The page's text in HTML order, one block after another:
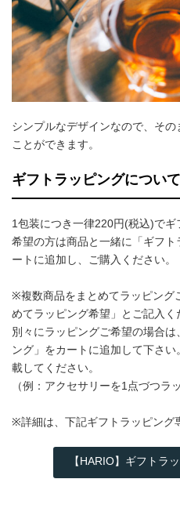
シンプルなデザインなので、その
ことができます。
ギフトラッピングについて
1包装につき一律220円(税込)で
希望の方は商品と一緒に「ギフ
ートに追加し、ご購入ください。
※複数商品をまとめてラッピング
めてラッピング希望」とご記入く
別々にラッピングご希望の場合
ング」をカートに追加して下さ
載してください。
（例：アクセサリーを1点づつラ
※詳細は、下記ギフトラッピング
【HARIO】ギフトラ